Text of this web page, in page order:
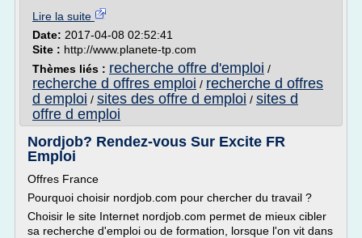
Lire la suite
Date: 2017-04-08 02:52:41
Site : http://www.planete-tp.com
Thèmes liés : recherche offre d'emploi /
recherche d offres emploi / recherche d offres
d emploi / sites des offre d emploi / sites d
offre d emploi
Nordjob? Rendez-vous Sur Excite FR
Emploi
Offres France
Pourquoi choisir nordjob.com pour chercher du travail ?
Choisir le site Internet nordjob.com permet de mieux cibler
sa recherche d'emploi ou de formation, lorsque l'on vit dans